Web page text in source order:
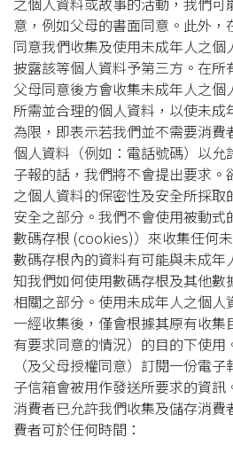
意，例如父母的書面同意。此外
同意我們收集及使用未成年人之
披露該等個人資料予第三方。在
父母同意後方會收集未成年人之
所需並合理的個人資料，以使未
為限，即表示若我們並不需要消費
個人資料（例如：電話號碼）以允
子報的話，我們將不會提出要求。
之個人資料的保密性及安全所採取
安全之部分。我們不會使用被動式
數碼存根 (cookies)）來收集任何
數碼存根內的資料有可能與未成
知我們如何使用數碼存根及其他
相關之部分。使用未成年人之個
一經收集後，僅會根據其原有收
有要求同意的情況）的目的下使
（及父母授權同意）訂閱一份電
子信箱會被用作發送所要求的資
消費者已允許我們收集及儲存消費
費者可於任何時間：